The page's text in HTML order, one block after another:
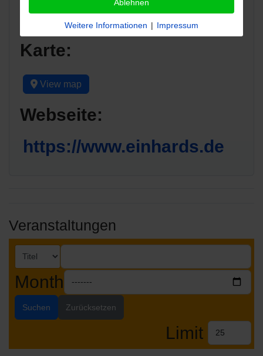
Karte:
View map
Webseite:
https://www.einhards.de
Veranstaltungen
Month
Suchen Zurücksetzen
Limit
Ablehnen
Weitere Informationen | Impressum